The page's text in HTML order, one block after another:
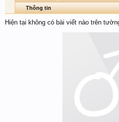
Thông tin
Hiện tại không có bài viết nào trên